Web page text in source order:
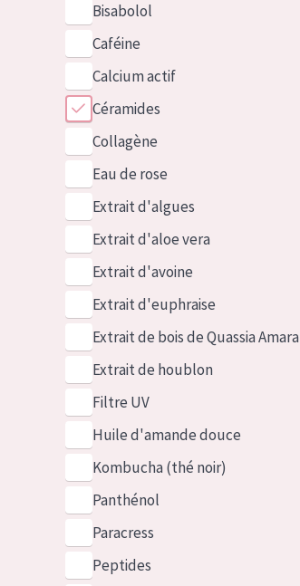
Bisabolol
Caféine
Calcium actif
Céramides
Collagène
Eau de rose
Extrait d'algues
Extrait d'aloe vera
Extrait d'avoine
Extrait d'euphraise
Extrait de bois de Quassia Amara
Extrait de houblon
Filtre UV
Huile d'amande douce
Kombucha (thé noir)
Panthénol
Paracress
Peptides